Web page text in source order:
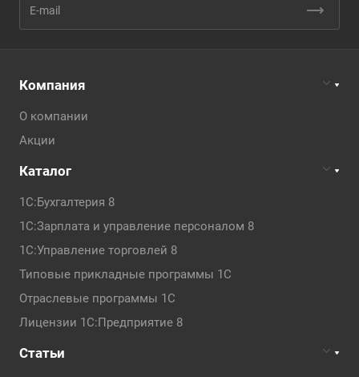
Компания
О компании
Акции
Каталог
1С:Бухгалтерия 8
1С:Зарплата и управление персоналом 8
1С:Управление торговлей 8
Типовые прикладные программы 1С
Отраслевые программы 1С
Лицензии 1С:Предприятие 8
Статьи